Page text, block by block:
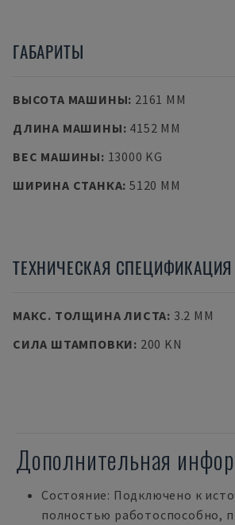
ГАБАРИТЫ
ВЫСОТА МАШИНЫ: 2161 MM
ДЛИНА МАШИНЫ: 4152 MM
ВЕС МАШИНЫ: 13000 KG
ШИРИНА СТАНКА: 5120 MM
ТЕХНИЧЕСКАЯ СПЕЦИФИКАЦИЯ
МАКС. ТОЛЩИНА ЛИСТА: 3.2 MM
СИЛА ШТАМПОВКИ: 200 KN
Дополнительная
Состояние: Подключено к
полностью работоспособно,